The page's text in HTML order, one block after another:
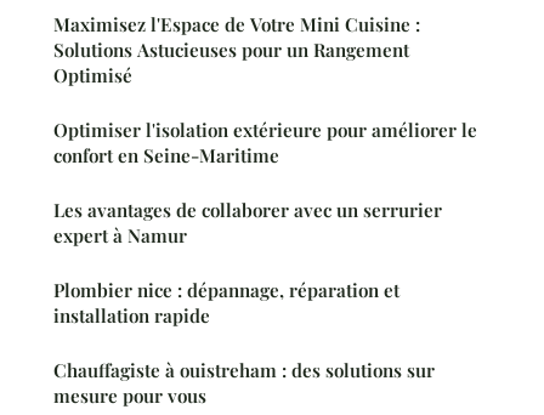
Maximisez l'Espace de Votre Mini Cuisine :
Solutions Astucieuses pour un Rangement
Optimisé
Optimiser l'isolation extérieure pour améliorer le
confort en Seine-Maritime
Les avantages de collaborer avec un serrurier
expert à Namur
Plombier nice : dépannage, réparation et
installation rapide
Chauffagiste à ouistreham : des solutions sur
mesure pour vous